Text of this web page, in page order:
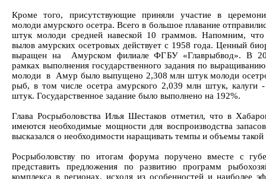
Кроме того, присутствующие приняли участие в
молоди амурского осетра. Всего в большое плавание
штук молоди средней навеской 10 граммов. Напомним, что
вылов амурских осетровых действует с 1958 года. Ценный
выращен на Амурском филиале ФГБУ «Главрыбвод». В
рамках выполнения государственного задания по
молоди в Амур было выпущено 2,308 млн штук молоди
рыб, в том числе осетра амурского 2,039 млн штук, калуги
штук. Государственное задание было выполнено на 192%.
Глава Росрыболовства Илья Шестаков отметил, что в
имеются необходимые мощности для воспроизводства
высказался о необходимости наращивать темпы и объемы
Росрыболовству по итогам форума поручено вместе с
представить предложения по развитию программ
комплекса в регионах, исходя из особенностей и наиболее